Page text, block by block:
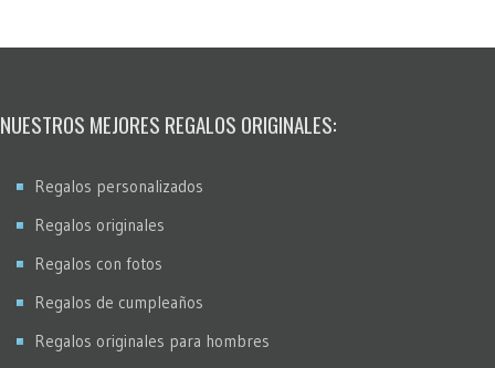
NUESTROS MEJORES REGALOS ORIGINALES:
Regalos personalizados
Regalos originales
Regalos con fotos
Regalos de cumpleaños
Regalos originales para hombres